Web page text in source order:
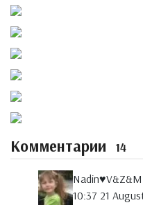
Комментарии 14
Nadin♥V&Z&M
10:37 21